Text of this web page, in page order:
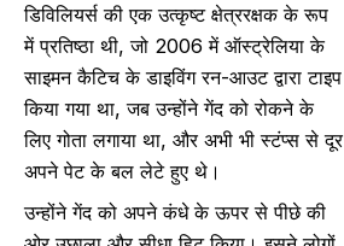
डिविलियर्स की एक उत्कृष्ट क्षेत्ररक्षक के रूप
में प्रतिष्ठा थी, जो 2006 में ऑस्ट्रेलिया के
साइमन कैटिच के डाइविंग रन-आउट द्वारा टाइप
किया गया था, जब उन्होंने गेंद को रोकने के
लिए गोता लगाया था, और अभी भी स्टंप्स से दूर
अपने पेट के बल लेटे हुए थे।
उन्होंने गेंद को अपने कंधे के ऊपर से पीछे की